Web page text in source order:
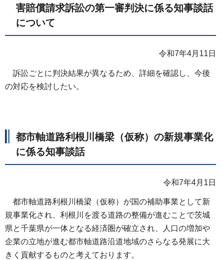
害賠償請求訴訟の第一審判決に係る知事談話
について
令和7年4月11日
訴訟ごとに判決結果が異なるため、詳細を確認し、今後
の対応を検討したい。
都市軸道路利根川橋梁（仮称）の新規事業化
に係る知事談話
令和7年4月1日
都市軸道路利根川橋梁（仮称）が国の補助事業として新
規事業化され、利根川を渡る道路の整備が進むことで茨城
県と千葉県が一体となる経済圏が確立され、人口の増加や
企業の立地が進む都市軸道路沿道地域のさらなる発展に大
きく貢献するものと考えております。